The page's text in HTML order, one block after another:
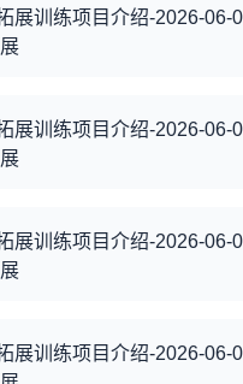
展训练项目介绍-2026-06-
展训练项目介绍-2026-06-
展训练项目介绍-2026-06-
展训练项目介绍-2026-06-